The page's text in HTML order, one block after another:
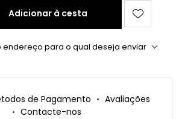
Adicionar à cesta
endereço para o qual deseja enviar
de Pagamento
Avaliações
Contacte-nos